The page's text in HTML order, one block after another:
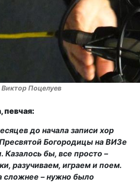
Виктор Поцелуев
певчая:
до начала записи хор
Богородицы на ВИЗе
Казалось бы, все просто –
разучиваем, играем и поем.
сложнее – нужно было